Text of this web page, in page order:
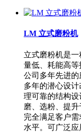
LM 立式磨粉机
立式磨粉机是
量低、耗能高
公司多年先进
多年的潜心设
理可靠的结构
磨、选粉、提
完全满足客户
水平。可广泛